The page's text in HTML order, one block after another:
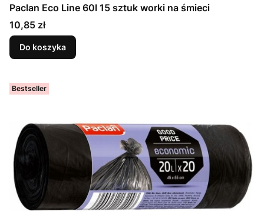
Paclan Eco Line 60l 15 sztuk worki na śmieci
Cena
10,85 zł
Do koszyka
Bestseller